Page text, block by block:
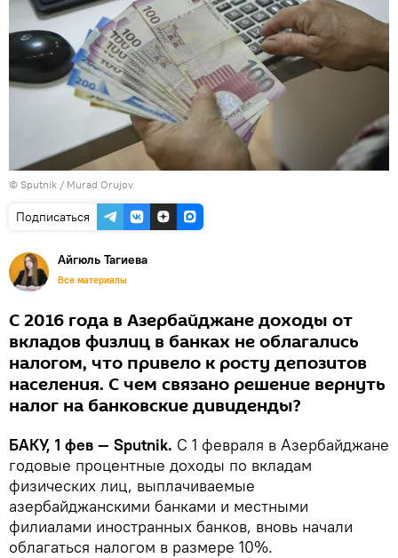
© Sputnik / Murad Orujov
Подписаться
Айгюль Тагиева
Все материалы
С 2016 года в Азербайджане доходы от
вкладов физлиц в банках не облагались
налогом, что привело к росту депозитов
населения. С чем связано решение вернуть
налог на банковские дивиденды?
БАКУ, 1 фев — Sputnik. С 1 февраля в Азербайджане
годовые процентные доходы по вкладам
физических лиц, выплачиваемые
азербайджанскими банками и местными
филиалами иностранных банков, вновь начали
облагаться налогом в размере 10%.